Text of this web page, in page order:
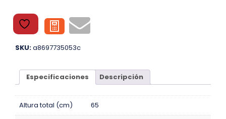
SKU:a8697735053c
Especificaciones Descripción
Altura total (cm) 65